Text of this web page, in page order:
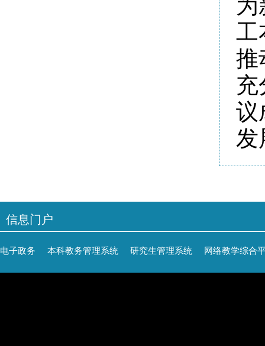
工
推
充
议
发
信息门户
电子政务 本科教务管理系统 研究生管理系统 网络教学综合